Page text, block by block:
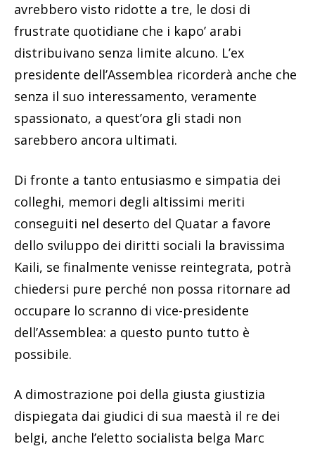
avrebbero visto ridotte a tre, le dosi di
frustrate quotidiane che i kapo’ arabi
distribuivano senza limite alcuno. L’ex
presidente dell’Assemblea ricorderà anche che
senza il suo interessamento, veramente
spassionato, a quest’ora gli stadi non
sarebbero ancora ultimati.
Di fronte a tanto entusiasmo e simpatia dei
colleghi, memori degli altissimi meriti
conseguiti nel deserto del Quatar a favore
dello sviluppo dei diritti sociali la bravissima
Kaili, se finalmente venisse reintegrata, potrà
chiedersi pure perché non possa ritornare ad
occupare lo scranno di vice-presidente
dell’Assemblea: a questo punto tutto è
possibile.
A dimostrazione poi della giusta giustizia
dispiegata dai giudici di sua maestà il re dei
belgi, anche l’eletto socialista belga Marc